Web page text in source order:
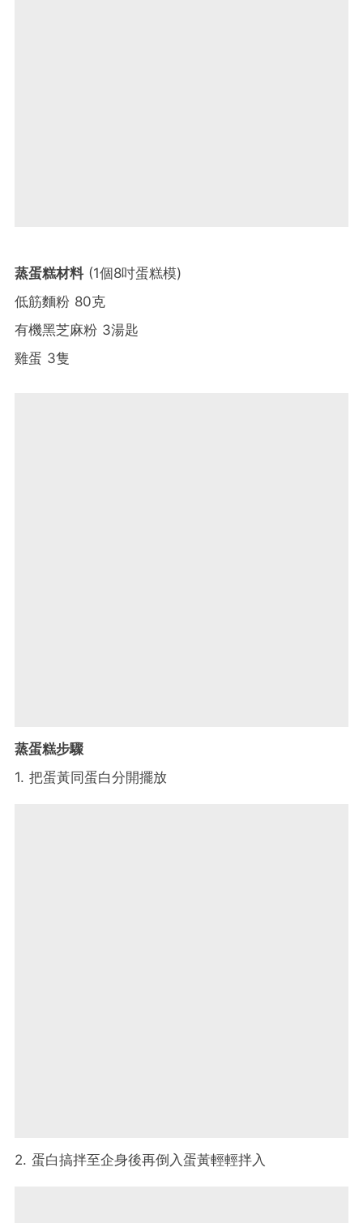
蒸蛋糕材料(1個8吋蛋糕模)
低筋麵粉 80克
有機黑芝麻粉 3湯匙
雞蛋 3隻
蒸蛋糕步驟
1. 把蛋黃同蛋白分開擺放
2. 蛋白搞拌至企身後再倒入蛋黃輕輕拌入